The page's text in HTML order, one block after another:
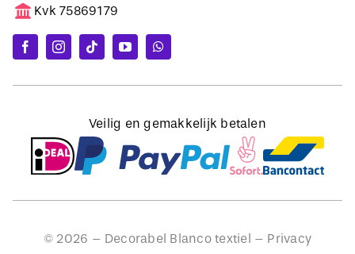
Kvk 75869179
Veilig en gemakkelijk betalen
© 2026 – Decorabel Blanco textiel – Privacy